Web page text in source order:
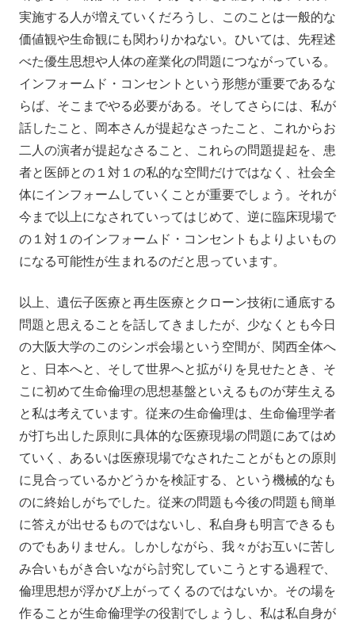
実施する人が増えていくだろうし、このことは一般的な
価値観や生命観にも関わりかねない。ひいては、先程述
べた優生思想や人体の産業化の問題につながっている。
インフォームド・コンセントという形態が重要であるな
らば、そこまでやる必要がある。そしてさらには、私が
話したこと、岡本さんが提起なさったこと、これからお
二人の演者が提起なさること、これらの問題提起を、患
者と医師との１対１の私的な空間だけではなく、社会全
体にインフォームしていくことが重要でしょう。それが
今まで以上になされていってはじめて、逆に臨床現場で
の１対１のインフォームド・コンセントもよりよいもの
になる可能性が生まれるのだと思っています。
以上、遺伝子医療と再生医療とクローン技術に通底する
問題と思えることを話してきましたが、少なくとも今日
の大阪大学のこのシンポ会場という空間が、関西全体へ
と、日本へと、そして世界へと拡がりを見せたとき、そ
こに初めて生命倫理の思想基盤といえるものが芽生える
と私は考えています。従来の生命倫理は、生命倫理学者
が打ち出した原則に具体的な医療現場の問題にあてはめ
ていく、あるいは医療現場でなされたことがもとの原則
に見合っているかどうかを検証する、という機械的なも
のに終始しがちでした。従来の問題も今後の問題も簡単
に答えが出せるものではないし、私自身も明言できるも
のでもありません。しかしながら、我々がお互いに苦し
み合いもがき合いながら討究していこうとする過程で、
倫理思想が浮かび上がってくるのではないか。その場を
作ることが生命倫理学の役割でしょうし、私は私自身が